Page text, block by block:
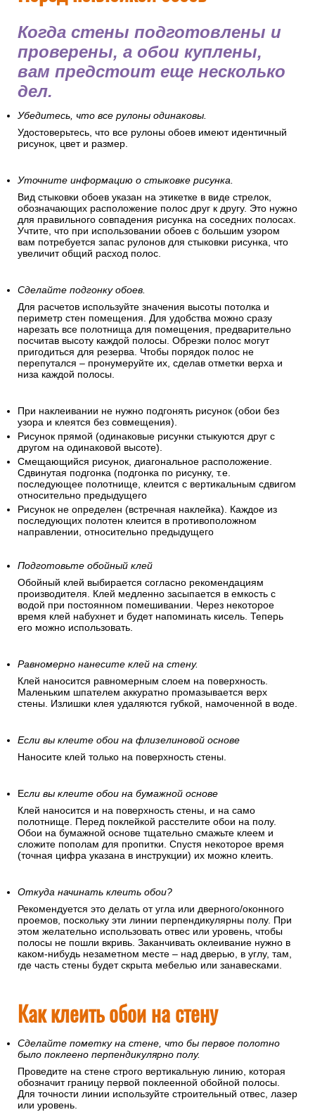
Когда стены подготовлены и
проверены, а обои куплены,
вам предстоит еще несколько
дел.
Убедитесь, что все рулоны одинаковы.
Удостоверьтесь, что все рулоны обоев имеют идентичный
рисунок, цвет и размер.
Уточните информацию о стыковке рисунка.
Вид стыковки обоев указан на этикетке в виде стрелок,
обозначающих расположение полос друг к другу. Это нужно
для правильного совпадения рисунка на соседних полосах.
Учтите, что при использовании обоев с большим узором
вам потребуется запас рулонов для стыковки рисунка, что
увеличит общий расход полос.
Сделайте подгонку обоев.
Для расчетов используйте значения высоты потолка и
периметр стен помещения. Для удобства можно сразу
нарезать все полотнища для помещения, предварительно
посчитав высоту каждой полосы. Обрезки полос могут
пригодиться для резерва. Чтобы порядок полос не
перепутался – пронумеруйте их, сделав отметки верха и
низа каждой полосы.
При наклеивании не нужно подгонять рисунок (обои без
узора и клеятся без совмещения).
Рисунок прямой (одинаковые рисунки стыкуются друг с
другом на одинаковой высоте).
Смещающийся рисунок, диагональное расположение.
Сдвинутая подгонка (подгонка по рисунку, т.е.
последующее полотнище, клеится с вертикальным сдвигом
относительно предыдущего
Рисунок не определен (встречная наклейка). Каждое из
последующих полотен клеится в противоположном
направлении, относительно предыдущего
Подготовьте обойный клей
Обойный клей выбирается согласно рекомендациям
производителя. Клей медленно засыпается в емкость с
водой при постоянном помешивании. Через некоторое
время клей набухнет и будет напоминать кисель. Теперь
его можно использовать.
Равномерно нанесите клей на стену.
Клей наносится равномерным слоем на поверхность.
Маленьким шпателем аккуратно промазывается верх
стены. Излишки клея удаляются губкой, намоченной в воде.
Если вы клеите обои на флизелиновой основе
Наносите клей только на поверхность стены.
Если вы клеите обои на бумажной основе
Клей наносится и на поверхность стены, и на само
полотнище. Перед поклейкой расстелите обои на полу.
Обои на бумажной основе тщательно смажьте клеем и
сложите пополам для пропитки. Спустя некоторое время
(точная цифра указана в инструкции) их можно клеить.
Откуда начинать клеить обои?
Рекомендуется это делать от угла или дверного/оконного
проемов, поскольку эти линии перпендикулярны полу. При
этом желательно использовать отвес или уровень, чтобы
полосы не пошли вкривь. Заканчивать оклеивание нужно в
каком-нибудь незаметном месте – над дверью, в углу, там,
где часть стены будет скрыта мебелью или занавесками.
Как клеить обои на стену
Сделайте пометку на стене, что бы первое полотно
было поклеено перпендикулярно полу.
Проведите на стене строго вертикальную линию, которая
обозначит границу первой поклеенной обойной полосы.
Для точности линии используйте строительный отвес, лазер
или уровень.